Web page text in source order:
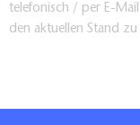
telefonisch / per E-
den aktuellen Stand zu